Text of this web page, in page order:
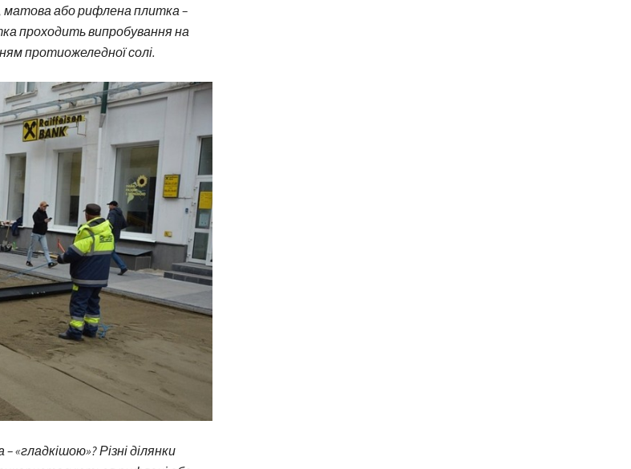
або рифлена плитка –
проходить випробування на
протиожеледної солі.
Різні ділянки